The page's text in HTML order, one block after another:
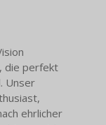
die perfekt
Unser
ehrlicher